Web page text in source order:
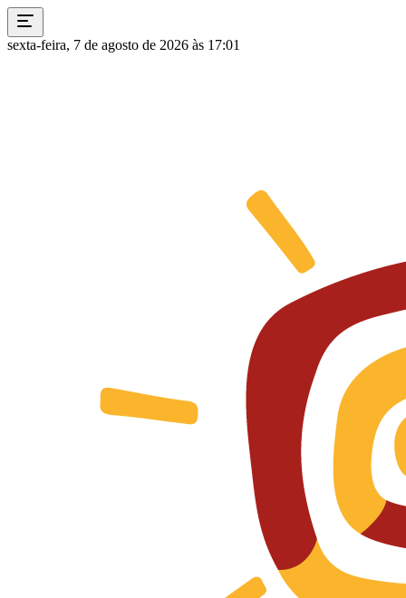
sexta-feira, 7 de agosto de 2026 às 17:01